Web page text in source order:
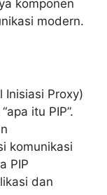
komponen
modern.
Inisiasi Proxy)
itu PIP”.
komunikasi
PIP
dan